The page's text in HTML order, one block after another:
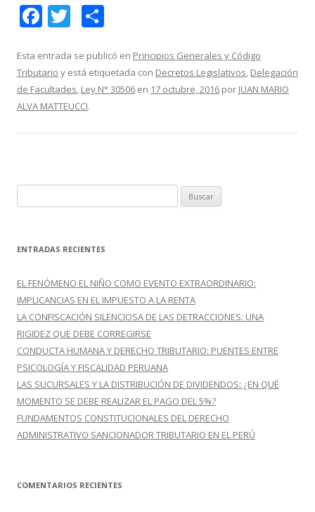
F
e
b
o
T
itt
er
m
p
Esta entrada se publicó en Principios Generales y Código
Tributario y está etiquetada con Decretos Legislativos, Delegación
de Facultades, Ley N° 30506 en 17 octubre, 2016 por JUAN MARIO
ALVA MATTEUCCI.
u
c
r
:
ENTRADAS RECIENTES
EL FENÓMENO EL NIÑO COMO EVENTO EXTRAORDINARIO:
IMPLICANCIAS EN EL IMPUESTO A LA RENTA
LA CONFISCACIÓN SILENCIOSA DE LAS DETRACCIONES: UNA
RIGIDEZ QUE DEBE CORREGIRSE
CONDUCTA HUMANA Y DERECHO TRIBUTARIO: PUENTES ENTRE
PSICOLOGÍA Y FISCALIDAD PERUANA
LAS SUCURSALES Y LA DISTRIBUCIÓN DE DIVIDENDOS: ¿EN QUÉ
MOMENTO SE DEBE REALIZAR EL PAGO DEL 5%?
FUNDAMENTOS CONSTITUCIONALES DEL DERECHO
ADMINISTRATIVO SANCIONADOR TRIBUTARIO EN EL PERÚ
COMENTARIOS RECIENTES